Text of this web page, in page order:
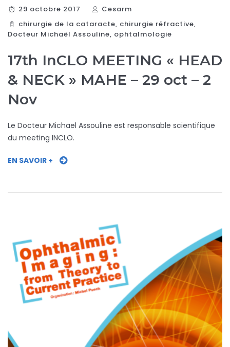
29 octobre 2017
Cesarm
chirurgie de la cataracte, chirurgie réfractive,
Docteur Michaël Assouline, ophtalmologie
17th InCLO MEETING « HEAD
& NECK » MAHE – 29 oct – 2
Nov
Le Docteur Michael Assouline est responsable scientifique
du meeting INCLO.
EN SAVOIR +